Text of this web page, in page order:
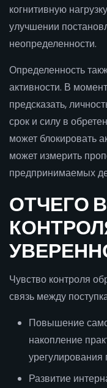
когнитивную
улучшении
неопределенности.
Определенность
активности. В
предсказать,
срок и силу в
может блокировать
может измерить
предпринимаемых
ОТЧЕГО
Чувство контроля
связь между
Повышение
накопление
урегулирования
Развитие